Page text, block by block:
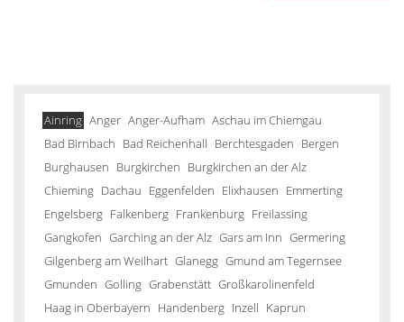
Ainring Anger Anger-Aufham Aschau im Chiemgau
Bad Birnbach Bad Reichenhall Berchtesgaden Bergen
Burghausen Burgkirchen Burgkirchen an der Alz
Chieming Dachau Eggenfelden Elixhausen Emmerting
Engelsberg Falkenberg Frankenburg Freilassing
Gangkofen Garching an der Alz Gars am Inn Germering
Gilgenberg am Weilhart Glanegg Gmund am Tegernsee
Gmunden Golling Grabenstätt Großkarolinenfeld
Haag in Oberbayern Handenberg Inzell Kaprun